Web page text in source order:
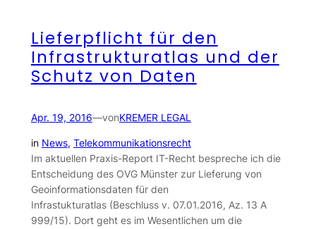
Lieferpflicht für den
Infrastrukturatlas und der
Schutz von Daten
Apr. 19, 2016—vonKREMER LEGAL
in News, Telekommunikationsrecht
Im aktuellen Praxis-Report IT-Recht bespreche ich die
Entscheidung des OVG Münster zur Lieferung von
Geoinformationsdaten für den
Infrastukturatlas (Beschluss v. 07.01.2016, Az. 13 A
999/15). Dort geht es im Wesentlichen um die